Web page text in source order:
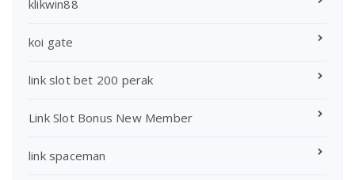
klikwin88
koi gate
link slot bet 200 perak
Link Slot Bonus New Member
link spaceman